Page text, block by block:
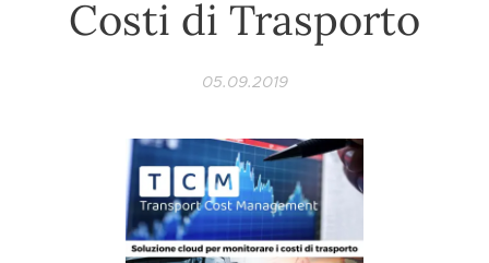
Costi di Trasporto
05.09.2019